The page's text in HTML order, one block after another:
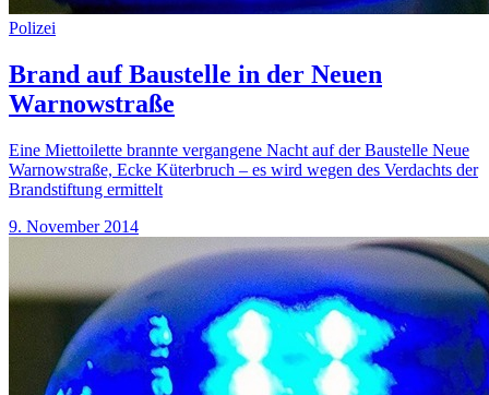
Polizei
Brand auf Baustelle in der Neuen
Warnowstraße
Eine Miettoilette brannte vergangene Nacht auf der Baustelle Neue
Warnowstraße, Ecke Küterbruch – es wird wegen des Verdachts der
Brandstiftung ermittelt
9. November 2014